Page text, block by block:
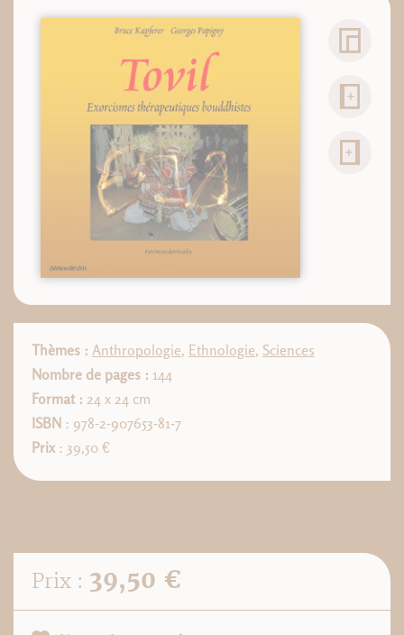
Thèmes : Anthropologie, Ethnologie, Sciences
Nombre de pages : 144
Format : 24 x 24 cm
ISBN : 978-2-907653-81-7
Prix: 39,50 €
Prix : 39,50 €